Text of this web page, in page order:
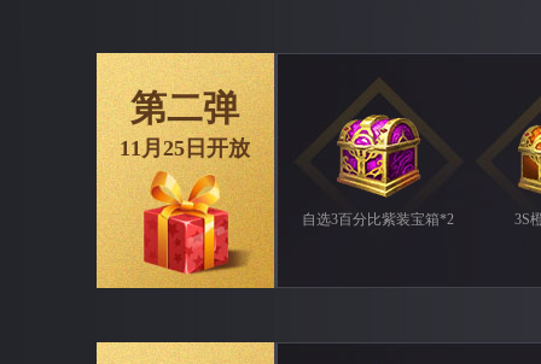
第二弹
11月25日开放
自选3百分比紫装宝箱*2 3S